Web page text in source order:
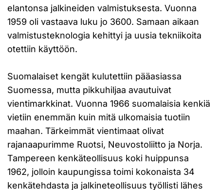
elantonsa jalkineiden valmistuksesta. Vuonna
1959 oli vastaava luku jo 3600. Samaan aikaan
valmistusteknologia kehittyi ja uusia tekniikoita
otettiin käyttöön.
Suomalaiset kengät kulutettiin pääasiassa
Suomessa, mutta pikkuhiljaa avautuivat
vientimarkkinat. Vuonna 1966 suomalaisia kenkiä
vietiin enemmän kuin mitä ulkomaisia tuotiin
maahan. Tärkeimmät vientimaat olivat
rajanaapurimme Ruotsi, Neuvostoliitto ja Norja.
Tampereen kenkäteollisuus koki huippunsa
1962, jolloin kaupungissa toimi kokonaista 34
kenkätehdasta ja jalkineteollisuus työllisti lähes